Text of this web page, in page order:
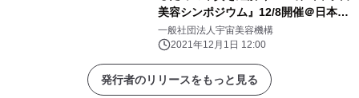
美容シンポジウム』12/8開催＠日本橋
三井タワー
一般社団法人宇宙美容機構
2021年12月1日 12:00
発行者のリリースをもっと見る